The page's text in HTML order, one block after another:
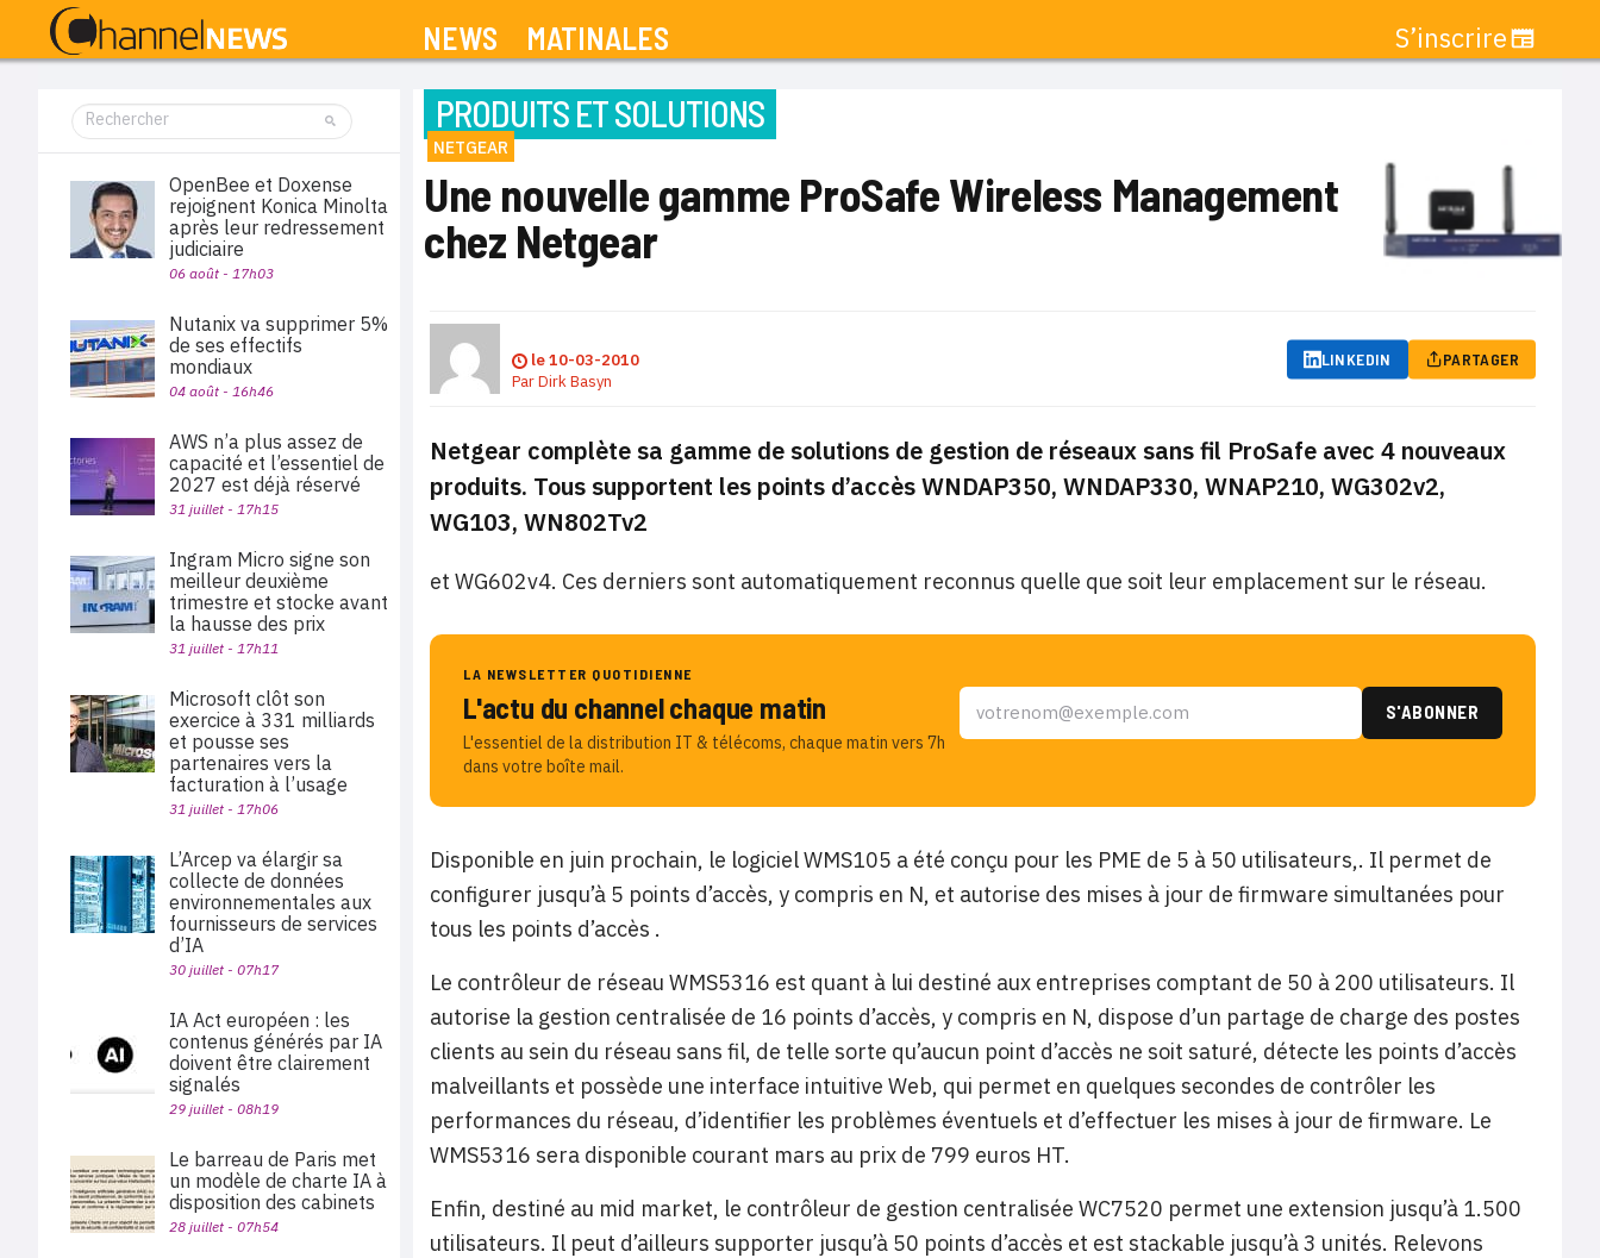
NEWS MATINALES S’inscrire
PRODUITS ET SOLUTIONS
NETGEAR
Une nouvelle gamme ProSafe Wireless Management
chez Netgear
le10-03-2010
ParDirk Basyn
LINKEDIN PARTAGER
Netgear complète sa gamme de solutions de gestion de réseaux sans fil ProSafe avec 4 nouveaux
produits. Tous supportent les points d’accès WNDAP350, WNDAP330, WNAP210, WG302v2,
WG103, WN802Tv2
et WG602v4. Ces derniers sont automatiquement reconnus quelle que soit leur emplacement sur le réseau.
LA NEWSLETTER QUOTIDIENNE
L'actu du channel chaque matin
L'essentiel de la distribution IT & télécoms, chaque matin vers 7h
dans votre boîte mail.
Disponible en juin prochain, le logiciel WMS105 a été conçu pour les PME de 5 à 50 utilisateurs,. Il permet de
configurer jusqu’à 5 points d’accès, y compris en N, et autorise des mises à jour de firmware simultanées pour
tous les points d’accès .
Le contrôleur de réseau WMS5316 est quant à lui destiné aux entreprises comptant de 50 à 200 utilisateurs. Il
autorise la gestion centralisée de 16 points d’accès, y compris en N, dispose d’un partage de charge des postes
clients au sein du réseau sans fil, de telle sorte qu’aucun point d’accès ne soit saturé, détecte les points d’accès
malveillants et possède une interface intuitive Web, qui permet en quelques secondes de contrôler les
performances du réseau, d’identifier les problèmes éventuels et d’effectuer les mises à jour de firmware. Le
WMS5316 sera disponible courant mars au prix de 799 euros HT.
Enfin, destiné au mid market, le contrôleur de gestion centralisée WC7520 permet une extension jusqu’à 1.500
utilisateurs. Il peut d’ailleurs supporter jusqu’à 50 points d’accès et est stackable jusqu’à 3 unités. Relevons
OpenBee et Doxense
rejoignent Konica Minolta
après leur redressement
judiciaire
06 août - 17h03
Nutanix va supprimer 5%
de ses effectifs
mondiaux
04 août - 16h46
AWS n’a plus assez de
capacité et l’essentiel de
2027 est déjà réservé
31 juillet - 17h15
Ingram Micro signe son
meilleur deuxième
trimestre et stocke avant
la hausse des prix
31 juillet - 17h11
Microsoft clôt son
exercice à 331 milliards
et pousse ses
partenaires vers la
facturation à l’usage
31 juillet - 17h06
L’Arcep va élargir sa
collecte de données
environnementales aux
fournisseurs de services
d’IA
30 juillet - 07h17
IA Act européen : les
contenus générés par IA
doivent être clairement
signalés
29 juillet - 08h19
Le barreau de Paris met
un modèle de charte IA à
disposition des cabinets
28 juillet - 07h54